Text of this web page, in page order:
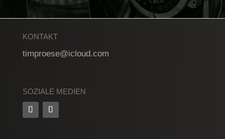
KONTAKT
timproese@icloud.com
SOZIALE MEDIEN